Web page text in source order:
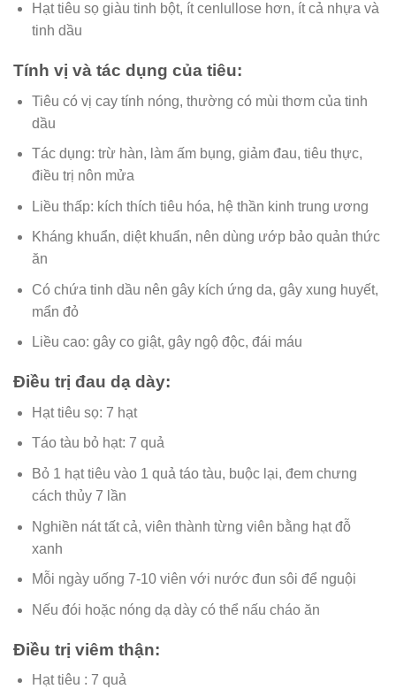
Hạt tiêu sọ giàu tinh bột, ít cenlullose hơn, ít cả nhựa và
tinh dầu
Tính vị và tác dụng của tiêu:
Tiêu có vị cay tính nóng, thường có mùi thơm của tinh
dầu
Tác dụng: trừ hàn, làm ấm bụng, giảm đau, tiêu thực,
điều trị nôn mửa
Liều thấp: kích thích tiêu hóa, hệ thần kinh trung ương
Kháng khuẩn, diệt khuẩn, nên dùng ướp bảo quản thức
ăn
Có chứa tinh dầu nên gây kích ứng da, gây xung huyết,
mẩn đỏ
Liều cao: gây co giật, gây ngộ độc, đái máu
Điều trị đau dạ dày:
Hạt tiêu sọ: 7 hạt
Táo tàu bỏ hạt: 7 quả
Bỏ 1 hạt tiêu vào 1 quả táo tàu, buộc lại, đem chưng
cách thủy 7 lần
Nghiền nát tất cả, viên thành từng viên bằng hạt đỗ
xanh
Mỗi ngày uống 7-10 viên với nước đun sôi để nguội
Nếu đói hoặc nóng dạ dày có thể nấu cháo ăn
Điều trị viêm thận:
Hạt tiêu : 7 quả